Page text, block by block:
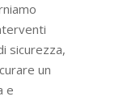
sicurezza,
un
e